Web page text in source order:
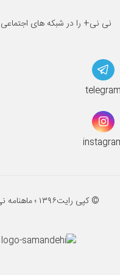
نی نی+ را در شبکه های اجتماعی
telegram
© کپی رایت۱۳۹۶ ؛ ماهنامه